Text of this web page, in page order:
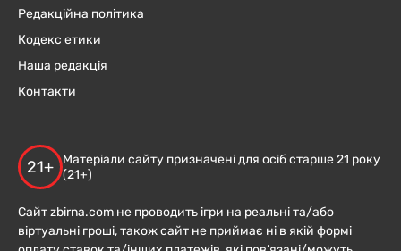
Редакційна політика
Кодекс етики
Наша редакція
Контакти
21+
Матеріали сайту призначені для осіб старше 21 року
(21+)
Сайт zbirna.com не проводить ігри на реальні та/або
віртуальні гроші, також сайт не приймає ні в якій формі